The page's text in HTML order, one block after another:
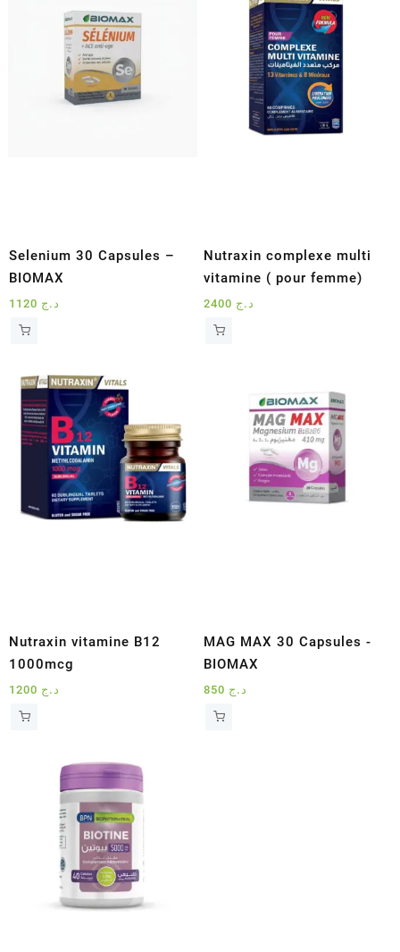
Selenium 30 Capsules –
BIOMAX
د.ج
Nutraxin complexe multi
vitamine ( pour femme)
د.ج
Nutraxin vitamine B12
1000mcg
د.ج
MAG MAX 30 Capsules -
BIOMAX
د.ج